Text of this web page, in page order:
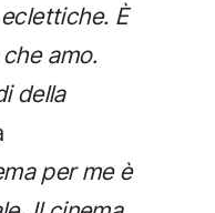
È
amo.
della
per me è